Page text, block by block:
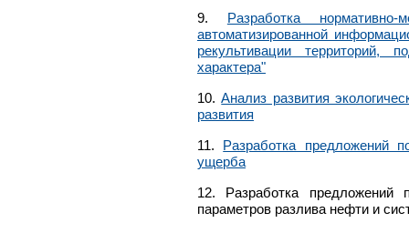
9. Разработка
автоматизированной
рекультивации территорий,
характера"
10.Анализ развития
развития
11.
Разработка предложений
ущерба
12. Разработка
параметров разлива нефти и